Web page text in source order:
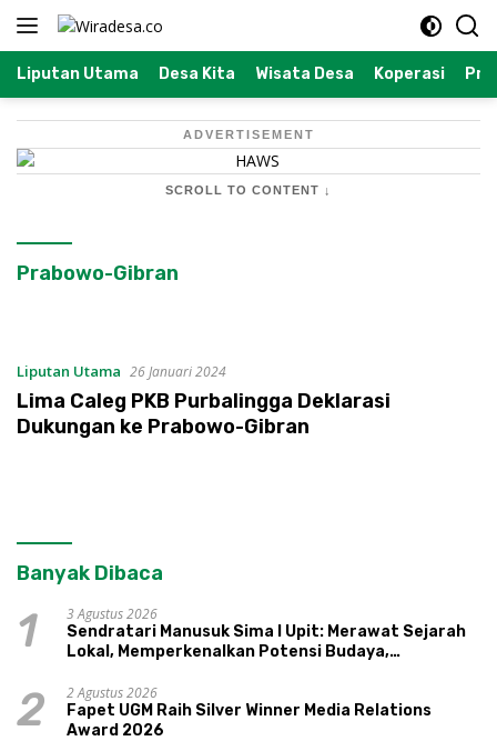
Langsung
Liputan Utama Desa Kita Wisata Desa Koperasi
ADVERTISEMENT
SCROLL TO CONTENT ↓
Prabowo-Gibran
Liputan Utama 26 Januari 2024
Lima Caleg PKB Purbalingga Deklarasi
Dukungan ke Prabowo-Gibran
Banyak Dibaca
1
3 Agustus 2026
Sendratari Manusuk Sima I Upit: Merawat Sejarah
Lokal, Memperkenalkan Potensi Budaya,
2
2 Agustus 2026
Fapet UGM Raih Silver Winner Media Relations
Award 2026